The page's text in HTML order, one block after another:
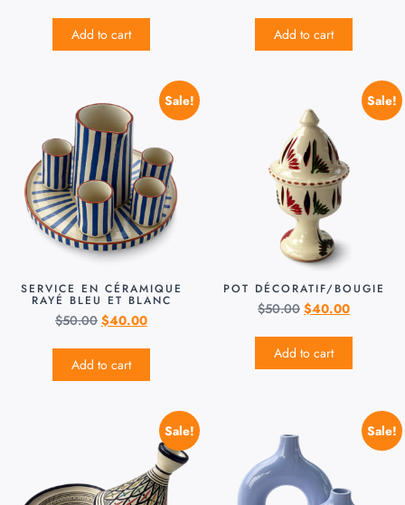
Add to cart Add to cart
Sale!
SERVICE EN CÉRAMIQUE
RAYÉ BLEU ET BLANC
$50.00 $40.00
Add to cart
Sale!
POT DÉCORATIF/BOUGIE
$50.00 $40.00
Add to cart
Sale! Sale!